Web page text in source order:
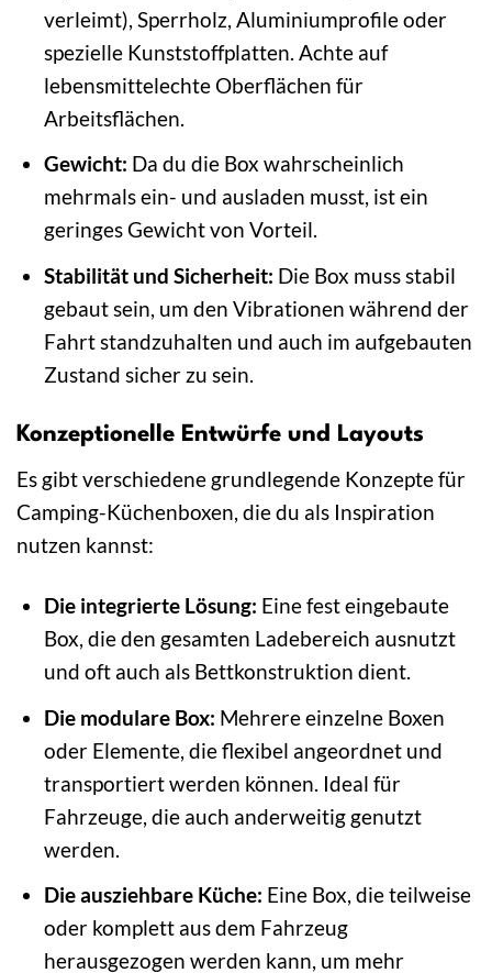
verleimt), Sperrholz, Aluminiumprofile oder
spezielle Kunststoffplatten. Achte auf
lebensmittelechte Oberflächen für
Arbeitsflächen.
Gewicht: Da du die Box wahrscheinlich
mehrmals ein- und ausladen musst, ist ein
geringes Gewicht von Vorteil.
Stabilität und Sicherheit: Die Box muss stabil
gebaut sein, um den Vibrationen während der
Fahrt standzuhalten und auch im aufgebauten
Zustand sicher zu sein.
Konzeptionelle Entwürfe und Layouts
Es gibt verschiedene grundlegende Konzepte für
Camping-Küchenboxen, die du als Inspiration
nutzen kannst:
Die integrierte Lösung: Eine fest eingebaute
Box, die den gesamten Ladebereich ausnutzt
und oft auch als Bettkonstruktion dient.
Die modulare Box: Mehrere einzelne Boxen
oder Elemente, die flexibel angeordnet und
transportiert werden können. Ideal für
Fahrzeuge, die auch anderweitig genutzt
werden.
Die ausziehbare Küche: Eine Box, die teilweise
oder komplett aus dem Fahrzeug
herausgezogen werden kann, um mehr